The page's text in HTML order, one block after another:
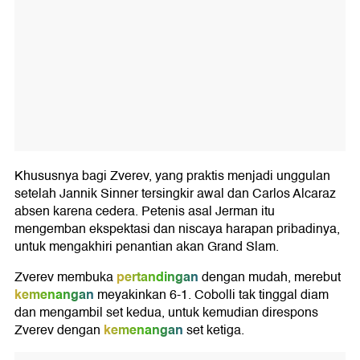
Khususnya bagi Zverev, yang praktis menjadi unggulan
setelah Jannik Sinner tersingkir awal dan Carlos Alcaraz
absen karena cedera. Petenis asal Jerman itu
mengemban ekspektasi dan niscaya harapan pribadinya,
untuk mengakhiri penantian akan Grand Slam.
Zverev membukapertandingandengan mudah, merebut
kemenangan meyakinkan 6-1. Cobolli tak tinggal diam
dan mengambil set kedua, untuk kemudian direspons
Zverev dengan kemenanganset ketiga.